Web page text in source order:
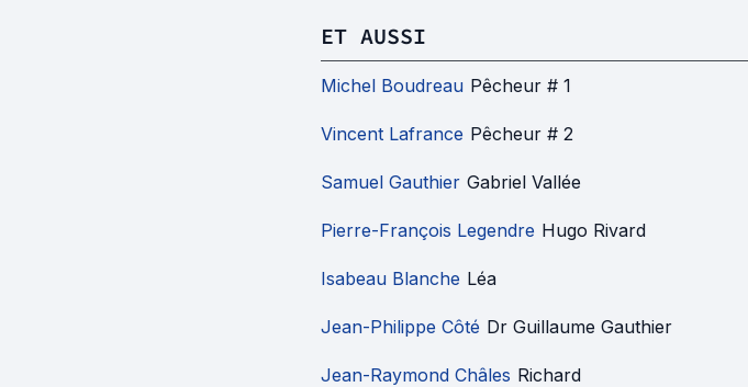
ET AUSSI
Michel Boudreau Pêcheur # 1
Vincent Lafrance Pêcheur # 2
Samuel Gauthier Gabriel Vallée
Pierre-François Legendre Hugo Rivard
Isabeau Blanche Léa
Jean-Philippe Côté Dr Guillaume Gauthier
Jean-Raymond Châles Richard